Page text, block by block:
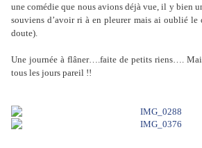
une comédie que nous avions déjà vue, il y bien
souviens d’avoir ri à en pleurer mais ai oublié le
doute).
Une journée à flâner….faite de petits riens….
tous les jours pareil !!